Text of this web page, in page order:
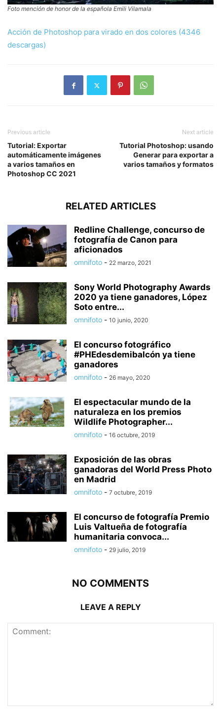
Foto mención de honor de la española Emili Vilamala
Acción de Photoshop para virado en dos colores (4346
descargas)
Previous article
Tutorial: Exportar
automáticamente imágenes
a varios tamaños en
Photoshop CC 2021
Next article
Tutorial Photoshop: usando
Generar para exportar a
varios tamaños y formatos
RELATED ARTICLES
Redline Challenge, concurso de
fotografía de Canon para
aficionados
omnifoto - 22 marzo, 2021
Sony World Photography Awards
2020 ya tiene ganadores, López
Soto entre...
omnifoto - 10 junio, 2020
El concurso fotográfico
#PHEdesdemibalcón ya tiene
ganadores
omnifoto - 26 mayo, 2020
El espectacular mundo de la
naturaleza en los premios
Wildlife Photographer...
omnifoto - 16 octubre, 2019
Exposición de las obras
ganadoras del World Press Photo
en Madrid
omnifoto - 7 octubre, 2019
El concurso de fotografía Premio
Luis Valtueña de fotografía
humanitaria convoca...
omnifoto - 29 julio, 2019
NO COMMENTS
LEAVE A REPLY